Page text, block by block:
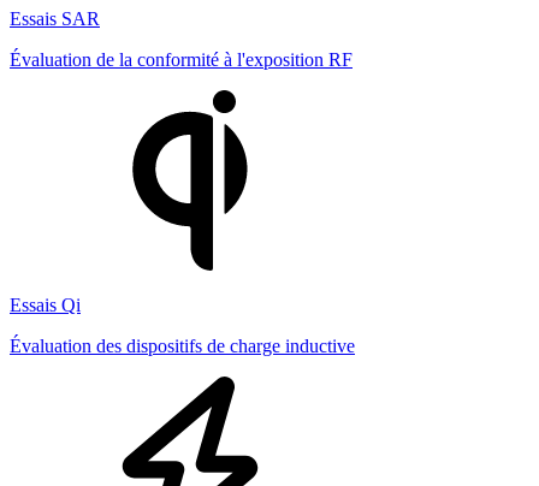
Essais SAR
Évaluation de la conformité à l'exposition RF
Essais Qi
Évaluation des dispositifs de charge inductive